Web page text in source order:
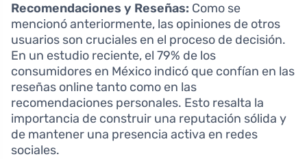
Recomendaciones y Reseñas: Como se
mencionó anteriormente, las opiniones de otros
usuarios son cruciales en el proceso de decisión.
En un estudio reciente, el 79% de los
consumidores en México indicó que confían en las
reseñas online tanto como en las
recomendaciones personales. Esto resalta la
importancia de construir una reputación sólida y
de mantener una presencia activa en redes
sociales.